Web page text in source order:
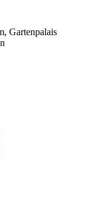
Gartenpalais